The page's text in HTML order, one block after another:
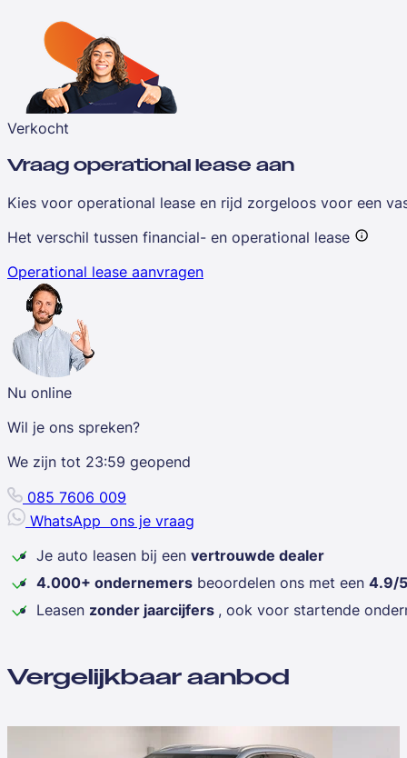
Verkocht
Vraag operational lease aan
Kies voor operational lease en rijd zorgeloos voor een
Het verschil tussen financial- en operational lease
Operational lease aanvragen
Nu online
Wil je ons spreken?
We zijn tot 23:59 geopend
085 7606 009
WhatsApp ons je vraag
Je auto leasen bij een vertrouwde dealer
4.000+ ondernemers beoordelen ons met een 4.9/5
Leasen zonder jaarcijfers , ook voor startende
Vergelijkbaar aanbod